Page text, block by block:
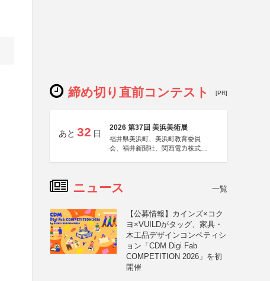
締め切り直前コンテスト [PR]
あと 32 日
2026 第37回 美浜美術展
福井県美浜町、美浜町教育委員
会、福井新聞社、関西電力株式会
ニュース 一覧
【公募情報】カインズ×コク
ヨ×VUILDがタッグ、家具・
木工品デザインコンペティシ
ョン「CDM Digi Fab
COMPETITION 2026」を初
開催